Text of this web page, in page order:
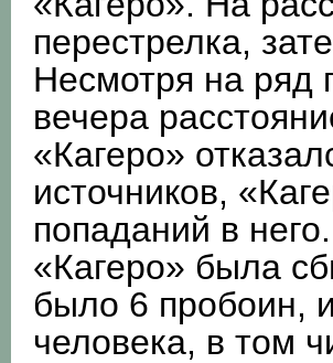
перестрелка,
Несмотря на ряд
вечера
«Кагеро»
источников,
попаданий в
«Кагеро» была
было 6 пробоин,
человека, в том